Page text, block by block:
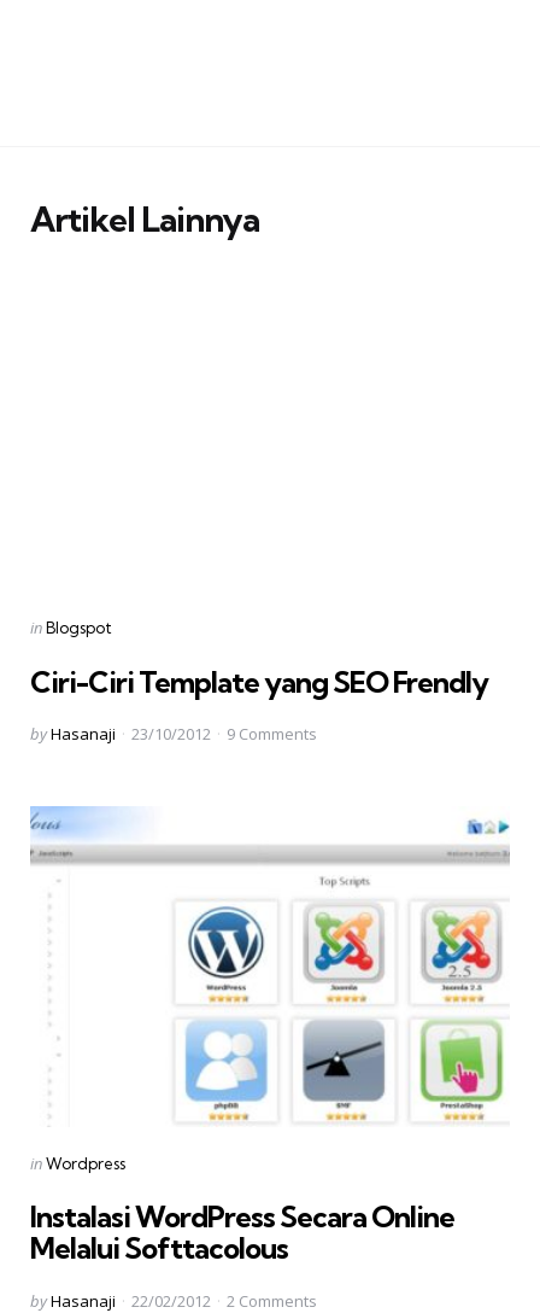
Artikel Lainnya
Categories
Posted
inBlogspot
Ciri-Ciri Template yang SEO Frendly
Posted
byHasanaji 23/10/2012 9 Comments
Categories
Posted
inWordpress
Instalasi WordPress Secara Online
Melalui Softtacolous
Posted
byHasanaji 22/02/2012 2 Comments